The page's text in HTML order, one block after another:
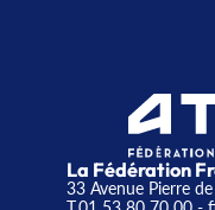
La Fédération
33 Avenue Pierre